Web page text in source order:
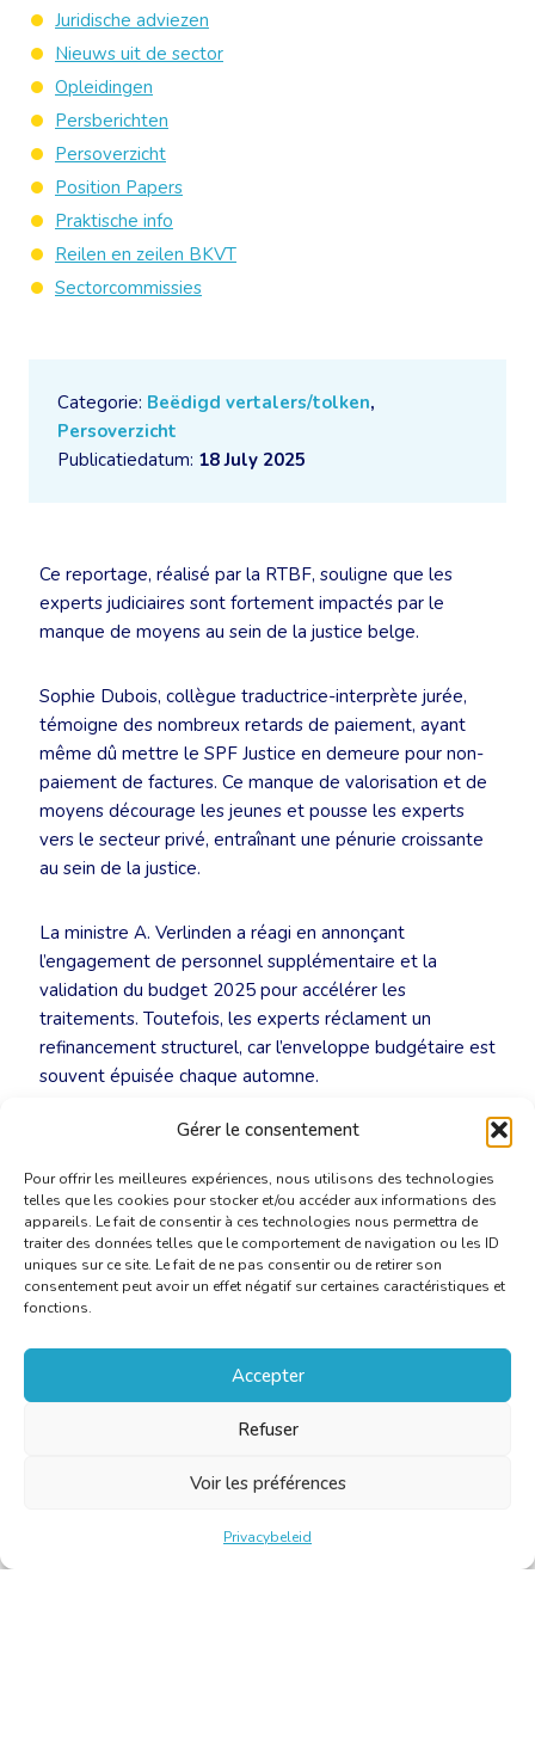
Gérer le consentement
Pour offrir les meilleures expériences, nous utilisons des technologies
telles que les cookies pour stocker et/ou accéder aux informations des
appareils. Le fait de consentir à ces technologies nous permettra de
traiter des données telles que le comportement de navigation ou les ID
uniques sur ce site. Le fait de ne pas consentir ou de retirer son
consentement peut avoir un effet négatif sur certaines caractéristiques et
fonctions.
Accepter
Refuser
Voir les préférences
Privacybeleid
Categorie: Beëdigd vertalers/tolken,
Persoverzicht
Publicatiedatum: 18 July 2025
Ce reportage, réalisé par la RTBF, souligne que les
experts judiciaires sont fortement impactés par le
manque de moyens au sein de la justice belge.
Sophie Dubois, collègue traductrice-interprète jurée,
témoigne des nombreux retards de paiement, ayant
même dû mettre le SPF Justice en demeure pour non-
paiement de factures. Ce manque de valorisation et de
moyens décourage les jeunes et pousse les experts
vers le secteur privé, entraînant une pénurie croissante
au sein de la justice.
La ministre A. Verlinden a réagi en annonçant
l’engagement de personnel supplémentaire et la
validation du budget 2025 pour accélérer les
traitements. Toutefois, les experts réclament un
refinancement structurel, car l’enveloppe budgétaire est
souvent épuisée chaque automne.
Regarder le reportage sur Auvio (RTBF)
Juridische adviezen
Nieuws uit de sector
Opleidingen
Persberichten
Persoverzicht
Position Papers
Praktische info
Reilen en zeilen BKVT
Sectorcommissies